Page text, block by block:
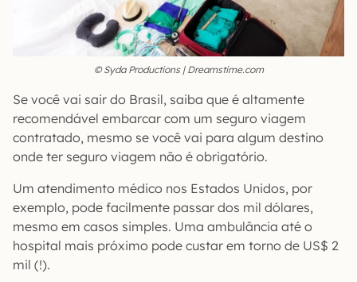
© Syda Productions | Dreamstime.com
Se você vai sair do Brasil, saiba que é altamente
recomendável embarcar com um seguro viagem
contratado, mesmo se você vai para algum destino
onde ter seguro viagem não é obrigatório.
Um atendimento médico nos Estados Unidos, por
exemplo, pode facilmente passar dos mil dólares,
mesmo em casos simples. Uma ambulância até o
hospital mais próximo pode custar em torno de US$ 2
mil (!).